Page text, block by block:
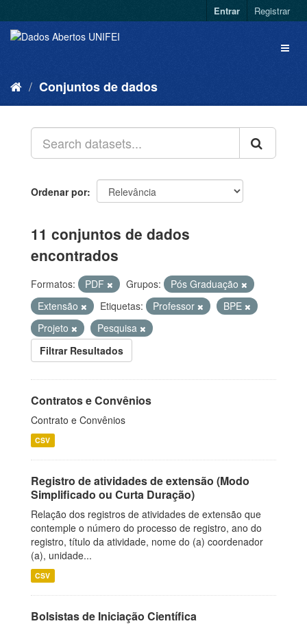
Entrar Registrar
Conjuntos de dados
Ordenar por
11 conjuntos de dados
encontrados
Formatos: PDF Grupos:
Pós Graduação
Extensão
Etiquetas: Professor
BPE
Projeto
Pesquisa
Filtrar Resultados
Contratos e Convênios
Contrato e Convênios
CSV
Registro de atividades de extensão (Modo
Simplificado ou Curta Duração)
Relação dos registros de atividades de extensão que
contemple o número do processo de registro, ano do
registro, título da atividade, nome do (a) coordenador
(a), unidade...
CSV
Bolsistas de Iniciação Científica